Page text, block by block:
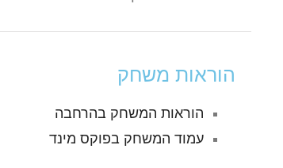
הוראות משחק
הוראות המשחק בהרחבה
עמוד המשחק בפוקס מינד